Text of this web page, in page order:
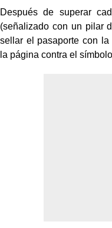
Después de superar
(señalizado con un pilar
sellar el pasaporte con
la página contra el